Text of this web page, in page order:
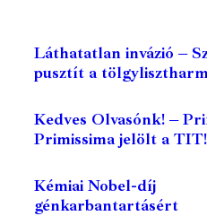
Láthatatlan invázió –
pusztít a
Kedves Olvasónk! –
Primissima jelölt a TIT!
Kémiai Nobel-díj
génkarbantartásért